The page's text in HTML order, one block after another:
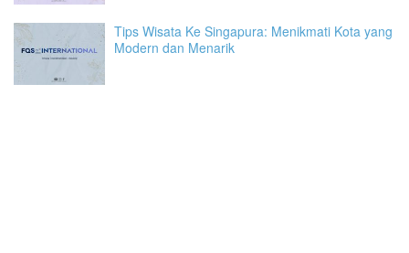
Tips Wisata Ke Singapura: Menikmati Kota yang
Modern dan Menarik